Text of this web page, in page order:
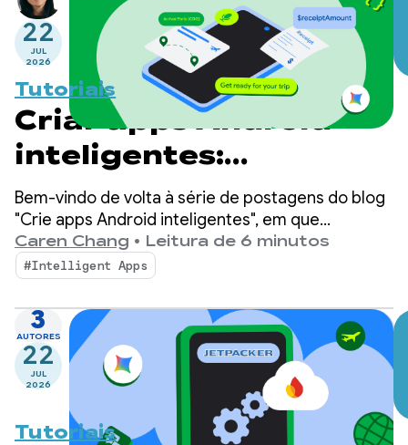
22
JUL
2026
Tutoriais
Criar apps Android
inteligentes:
inferência no
dispositivo
Bem-vindo de volta à série de postagens do blog
"Crie apps Android inteligentes", em que
pegamos um app Android básico e o
transformamos em uma experiência
personalizada, inteligente e com agentes. Na
postagem anterior, apresentamos o Jetpacker, o
app de demonstração que vamos usar ao longo
desta série.
Caren Chang • Leitura de 6 minutos
#Intelligent Apps
3
AUTORES
22
JUL
2026
Tutoriais